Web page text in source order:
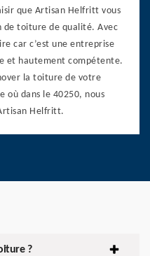
que Artisan Helfritt vous
de toiture de qualité. Avec
car c’est une entreprise
et hautement compétente.
la toiture de votre
où dans le 40250, nous
Helfritt.
?